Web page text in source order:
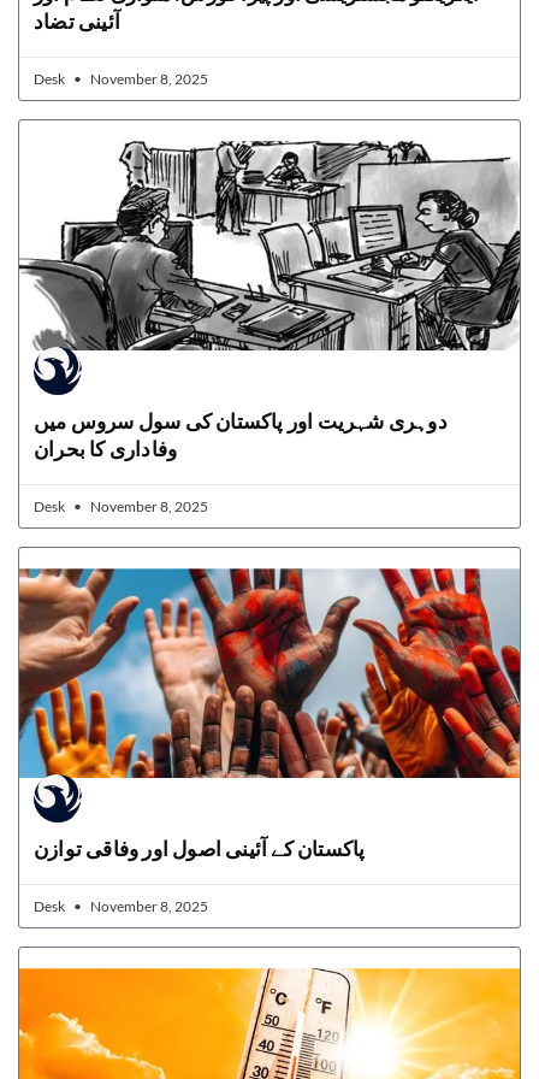
آئینی تضاد
Desk November 8, 2025
دوہری شہریت اور پاکستان کی سول سروس میں
وفاداری کا بحران
Desk November 8, 2025
پاکستان کے آئینی اصول اور وفاقی توازن
Desk November 8, 2025